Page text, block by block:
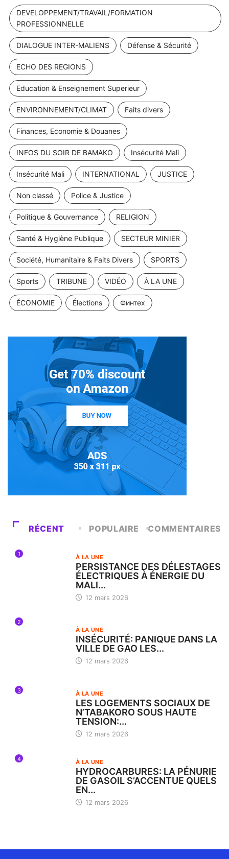
DEVELOPPEMENT/TRAVAIL/FORMATION
PROFESSIONNELLE
DIALOGUE INTER-MALIENS Défense & Sécurité
ECHO DES REGIONS
Education & Enseignement Superieur
ENVIRONNEMENT/CLIMAT Faits divers
Finances, Economie & Douanes
INFOS DU SOIR DE BAMAKO Insécurité Mali
Insécurité Mali INTERNATIONAL JUSTICE
Non classé Police & Justice
Politique & Gouvernance RELIGION
Santé & Hygiène Publique SECTEUR MINIER
Société, Humanitaire & Faits Divers SPORTS
Sports TRIBUNE VIDÉO À LA UNE
ÉCONOMIE Élections Финтех
RÉCENT POPULAIRE COMMENTAIRES
1 À LA UNE
PERSISTANCE DES DÉLESTAGES
ÉLECTRIQUES À ÉNERGIE DU
MALI...
12 mars 2026
2
À LA UNE
INSÉCURITÉ: PANIQUE DANS LA
VILLE DE GAO LES...
12 mars 2026
3 À LA UNE
LES LOGEMENTS SOCIAUX DE
N’TABAKORO SOUS HAUTE
TENSION:...
12 mars 2026
4 À LA UNE
HYDROCARBURES: LA PÉNURIE
DE GASOIL S’ACCENTUE QUELS
EN...
12 mars 2026